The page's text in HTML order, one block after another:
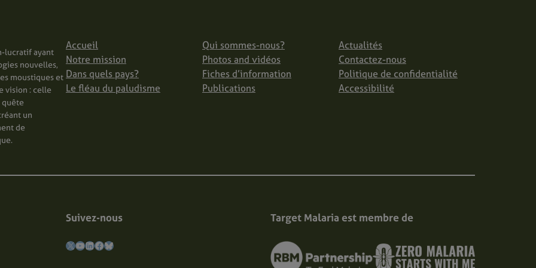
lucratif ayant
nouvelles,
moustiques et
vision : celle
quête
un
de
Accueil
Notre mission
Dans quels pays?
Le fléau du paludisme
Qui sommes-nous?
Photos and vidéos
Fiches d’information
Publications
Actualités
Contactez-nous
Politique de confidentialité
Accessibilité
Suivez-nous
X YouTube LinkedIn Facebook Bluesky
Target Malaria est membre de